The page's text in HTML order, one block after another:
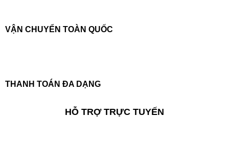
Mờ)
số
VẬN CHUYỂN TOÀN QUỐC
THANH TOÁN ĐA DẠNG
HỖ TRỢ TRỰC TUYẾN